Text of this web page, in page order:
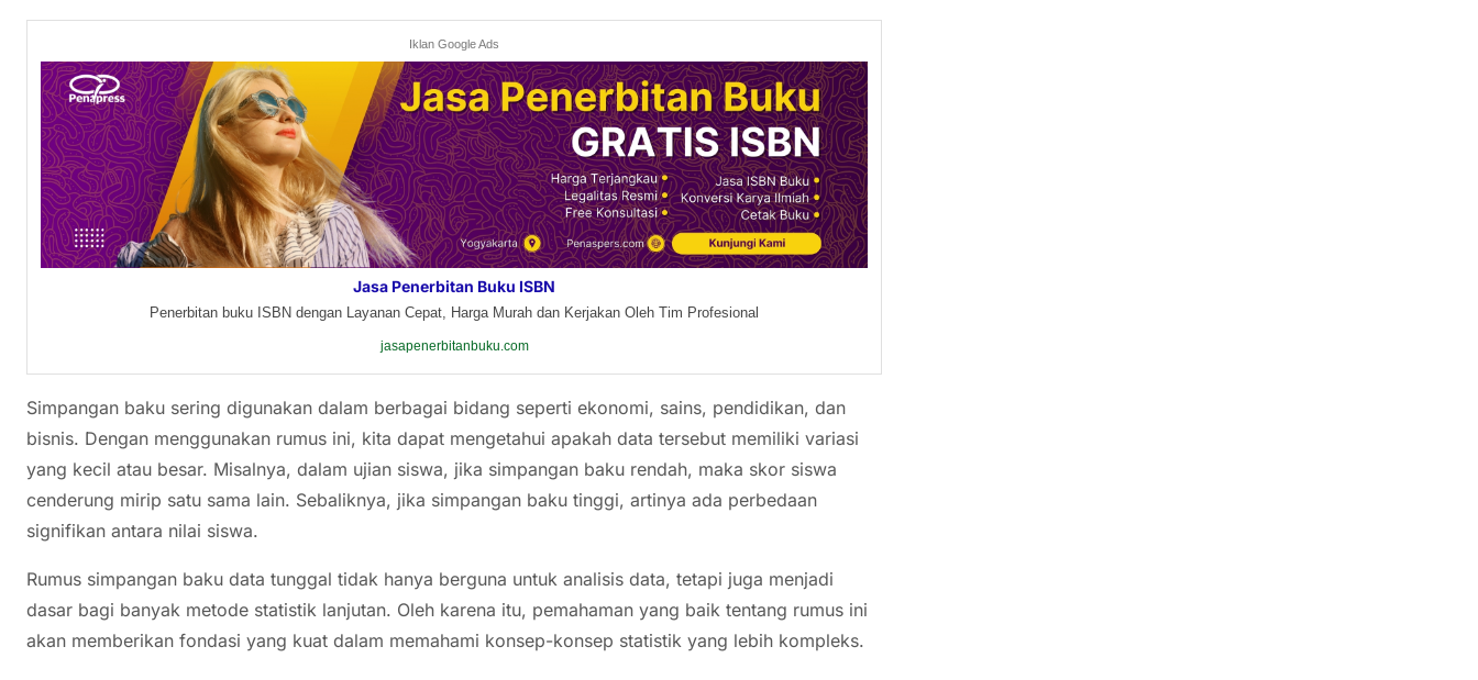
Iklan Google Ads
Jasa Penerbitan Buku ISBN
Penerbitan buku ISBN dengan Layanan Cepat, Harga Murah dan Kerjakan Oleh Tim Profesional
jasapenerbitanbuku.com
Simpangan baku sering digunakan dalam berbagai bidang seperti ekonomi, sains, pendidikan, dan
bisnis. Dengan menggunakan rumus ini, kita dapat mengetahui apakah data tersebut memiliki variasi
yang kecil atau besar. Misalnya, dalam ujian siswa, jika simpangan baku rendah, maka skor siswa
cenderung mirip satu sama lain. Sebaliknya, jika simpangan baku tinggi, artinya ada perbedaan
signifikan antara nilai siswa.
Rumus simpangan baku data tunggal tidak hanya berguna untuk analisis data, tetapi juga menjadi
dasar bagi banyak metode statistik lanjutan. Oleh karena itu, pemahaman yang baik tentang rumus ini
akan memberikan fondasi yang kuat dalam memahami konsep-konsep statistik yang lebih kompleks.